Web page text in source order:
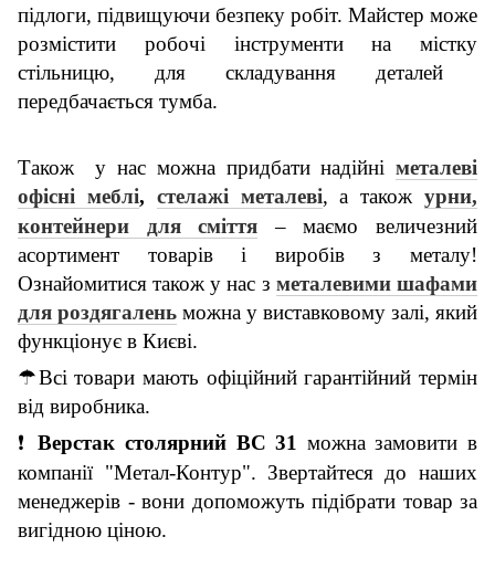
підлоги, підвищуючи безпеку робіт. Майстер може
розмістити робочі інструменти на містку
стільницю, для складування деталей
передбачається тумба.
Також у нас можна придбати надійніметалеві
офісні меблі, стелажі металеві, а також урни,
контейнери для сміття –маємо величезний
асортимент товарів і виробів з металу!
Ознайомитися також у нас з металевими шафами
для роздягалень можна у виставковому залі, який
функціонує в Києві.
☂Всі товари мають офіційний гарантійний термін
від виробника.
❗
Верстак столярний ВС31 можна замовити в
компанії "Метал-Контур". Звертайтеся до наших
менеджерів - вони допоможуть підібрати товар за
вигідною ціною.